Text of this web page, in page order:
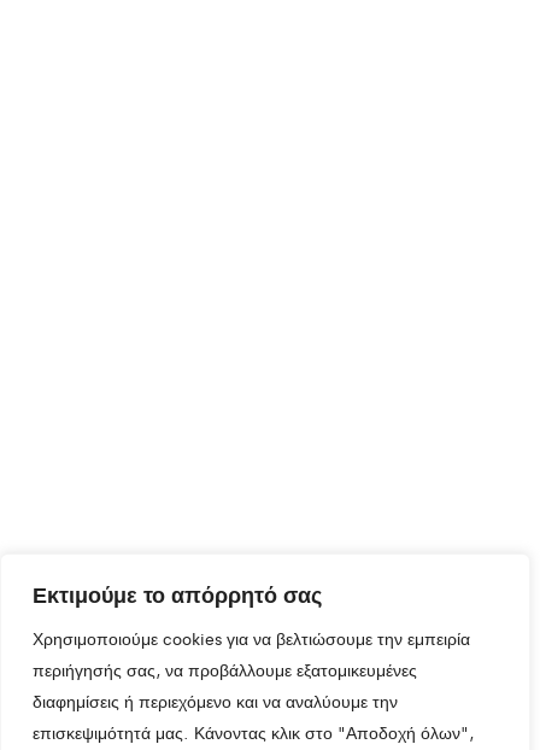
Εκτιμούμε το απόρρητό σας
Χρησιμοποιούμε cookies για να βελτιώσουμε την εμπειρία
περιήγησής σας, να προβάλλουμε εξατομικευμένες
διαφημίσεις ή περιεχόμενο και να αναλύουμε την
επισκεψιμότητά μας. Κάνοντας κλικ στο "Αποδοχή όλων",